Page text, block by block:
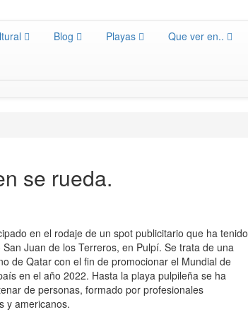
Blog Playas Que ver en..
se rueda.
en el rodaje de un spot publicitario que ha tenido
Juan de los Terreros, en Pulpí. Se trata de una
de Qatar con el fin de promocionar el Mundial de
en el año 2022. Hasta la playa pulpileña se ha
de personas, formado por profesionales
y americanos.